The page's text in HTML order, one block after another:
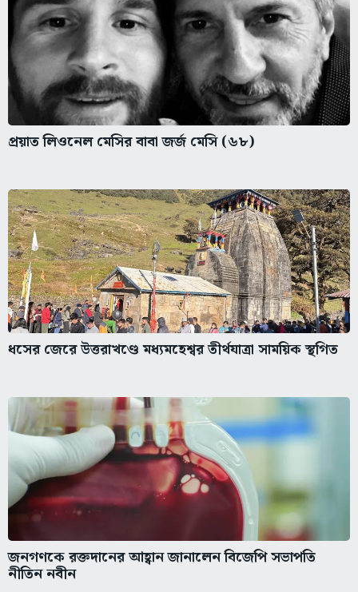
প্রয়াত লিওনেল মেসির বাবা জর্জ মেসি (৬৮)
ধসের জেরে উত্তরাখণ্ডে মধ্যমহেশ্বর তীর্থযাত্রা সাময়িক স্থগিত
জনগণকে রক্তদানের আহ্বান জানালেন বিজেপি সভাপতি
নীতিন নবীন